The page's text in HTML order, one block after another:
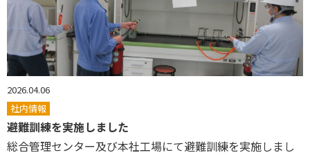
2026.04.06
社内情報
避難訓練を実施しました
総合管理センター及び本社工場にて避難訓練を実施しまし